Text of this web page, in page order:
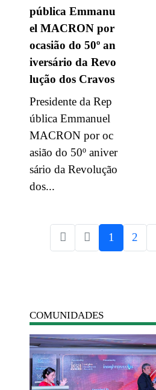
pública Emmanu
el MACRON por
ocasião do 50º an
iversário da Revo
lução dos Cravos
Presidente da Rep
ública Emmanuel
MACRON por oc
asião do 50º aniver
sário da Revolução
dos...
1 2
COMUNIDADES